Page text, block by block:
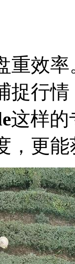
重效
捉行
这样的
，更